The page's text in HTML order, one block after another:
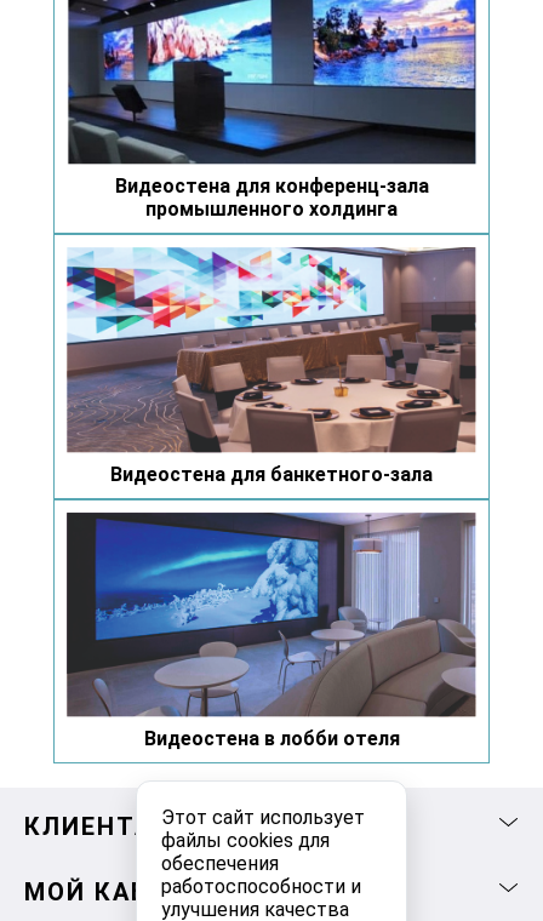
Этот сайт использует
файлы cookies для
обеспечения
работоспособности и
улучшения качества
Видеостена для конференц-зала
промышленного холдинга
Видеостена для банкетного-зала
Видеостена в лобби отеля
КЛИЕНТАМ
МОЙ КАБИНЕТ